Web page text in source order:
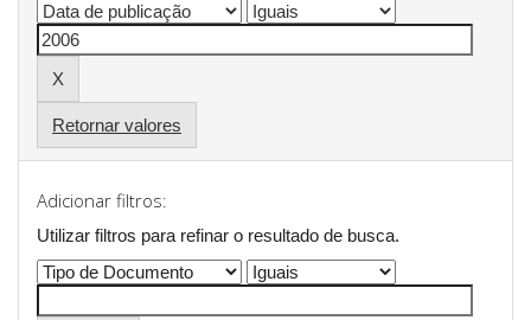
Retornar valores
Adicionar filtros:
Utilizar filtros para refinar o resultado de busca.